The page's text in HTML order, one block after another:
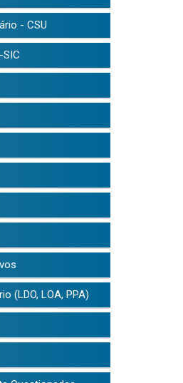
- CSU
(LDO, LOA, PPA)